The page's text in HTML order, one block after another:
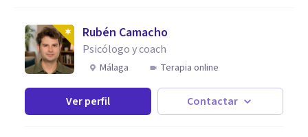
Rubén Camacho
Psicólogo y coach
Málaga Terapia online
Ver perfil Contactar